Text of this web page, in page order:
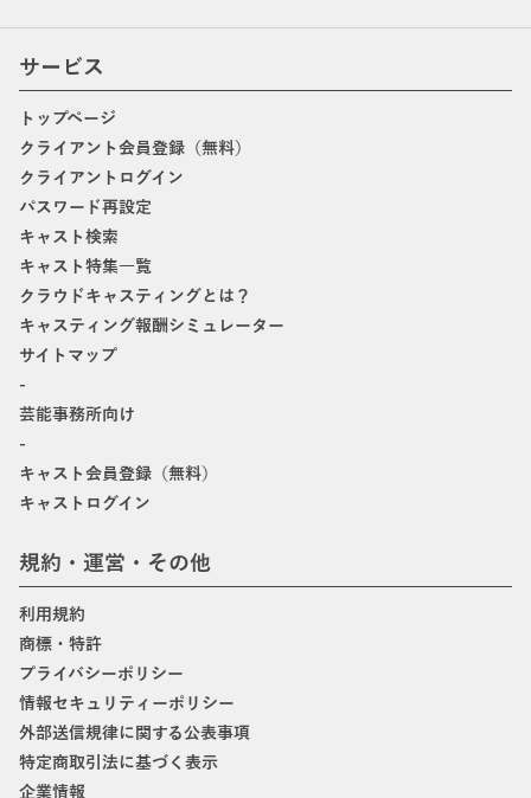
サービス
トップページ
クライアント会員登録（無料）
クライアントログイン
パスワード再設定
キャスト検索
キャスト特集一覧
クラウドキャスティングとは？
キャスティング報酬シミュレーター
サイトマップ
-
芸能事務所向け
-
キャスト会員登録（無料）
キャストログイン
規約・運営・その他
利用規約
商標・特許
プライバシーポリシー
情報セキュリティーポリシー
外部送信規律に関する公表事項
特定商取引法に基づく表示
企業情報